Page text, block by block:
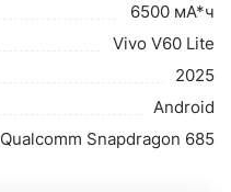
6500 мА*ч
Vivo V60 Lite
2025
Android
Qualcomm Snapdragon 685